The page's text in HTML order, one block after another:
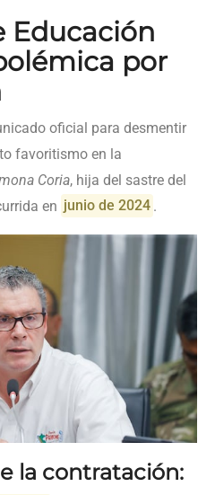
Educación
por
oficial para desmentir
favoritismo en la
Coria, hija del sastre del
en junio de 2024 .
la contratación: